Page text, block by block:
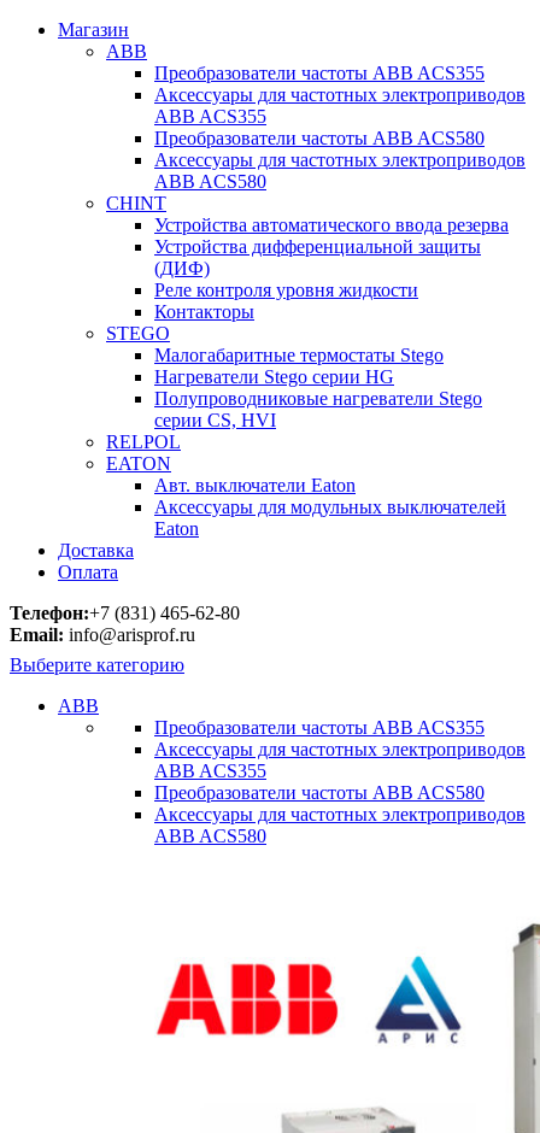
Магазин
ABB
Преобразователи частоты ABB ACS355
Аксессуары для частотных электроприводов
ABB ACS355
Преобразователи частоты ABB ACS580
Аксессуары для частотных электроприводов
ABB ACS580
CHINT
Устройства автоматического ввода резерва
Устройства дифференциальной защиты
(ДИФ)
Реле контроля уровня жидкости
Контакторы
STEGO
Малогабаритные термостаты Stego
Нагреватели Stego серии HG
Полупроводниковые нагреватели Stego
серии CS, HVI
RELPOL
EATON
Авт. выключатели Eaton
Аксессуары для модульных выключателей
Eaton
Доставка
Оплата
Телефон:+7 (831) 465-62-80
Email: info@arisprof.ru
Выберите категорию
ABB
Преобразователи частоты ABB ACS355
Аксессуары для частотных электроприводов
ABB ACS355
Преобразователи частоты ABB ACS580
Аксессуары для частотных электроприводов
ABB ACS580